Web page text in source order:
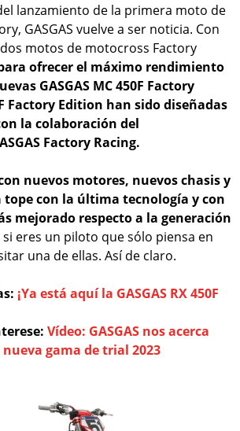
lanzamiento de la primera moto de
GASGAS vuelve a ser noticia. Con
motos de motocross Factory
ofrecer el máximo rendimiento
GASGAS MC 450F Factory
Factory Edition han sido diseñadas
la colaboración del
Factory Racing.
nuevos motores, nuevos chasis y
tope con la última tecnología y con
mejorado respecto a la generación
si eres un piloto que sólo piensa en
una de ellas. Así de claro.
¡Ya está aquí la GASGAS RX 450F
Vídeo: GASGAS nos acerca
gama de trial 2023